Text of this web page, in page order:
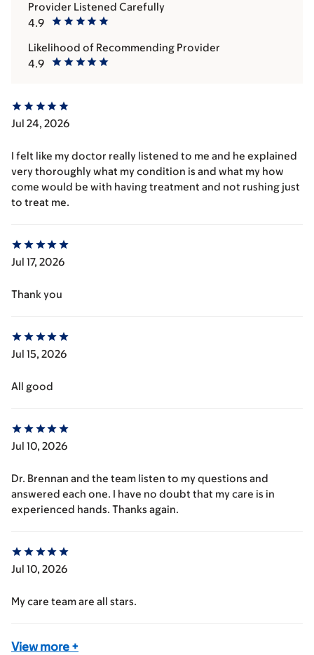
4.9
Provider Listened Carefully
4.9
Likelihood of Recommending Provider
Jul 24, 2026
I felt like my doctor really listened to me and he explained
very thoroughly what my condition is and what my how
come would be with having treatment and not rushing just
to treat me.
Jul 17, 2026
Thank you
Jul 15, 2026
All good
Jul 10, 2026
Dr. Brennan and the team listen to my questions and
answered each one. I have no doubt that my care is in
experienced hands. Thanks again.
Jul 10, 2026
My care team are all stars.
View more +